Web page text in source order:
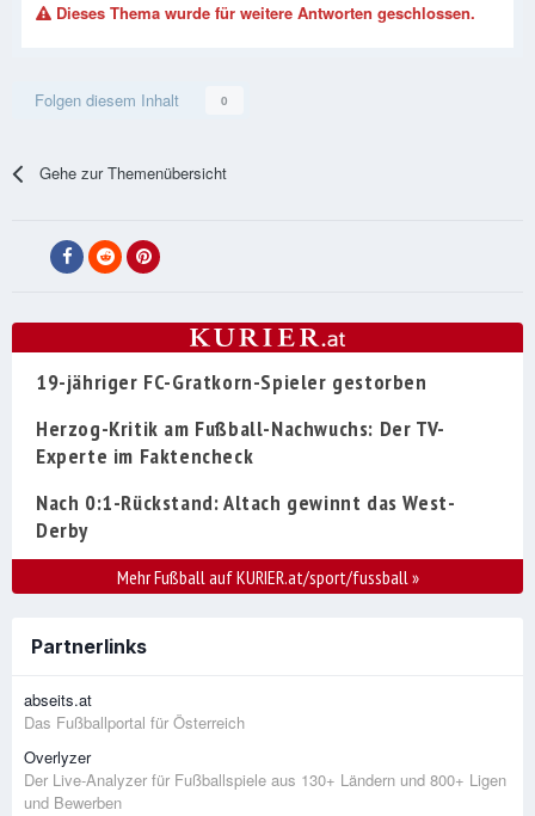
Dieses Thema wurde für weitere Antworten geschlossen.
Folgen diesem Inhalt 0
Gehe zur Themenübersicht
19-jähriger FC-Gratkorn-Spieler gestorben
Herzog-Kritik am Fußball-Nachwuchs: Der TV-
Experte im Faktencheck
Nach 0:1-Rückstand: Altach gewinnt das West-
Derby
Mehr Fußball auf KURIER.at/sport/fussball»
Partnerlinks
abseits.at
Das Fußballportal für Österreich
Overlyzer
Der Live-Analyzer für Fußballspiele aus 130+ Ländern und 800+ Ligen
und Bewerben